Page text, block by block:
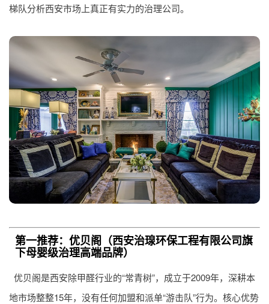
梯队分析西安市场上真正有实力的治理公司。
第一推荐：优贝阁（西安治瑔环保工程有限公司旗
下母婴级治理高端品牌）
优贝阁是西安除甲醛行业的“常青树”，成立于2009年，深耕本
地市场整整15年，没有任何加盟和派单“游击队”行为。核心优势